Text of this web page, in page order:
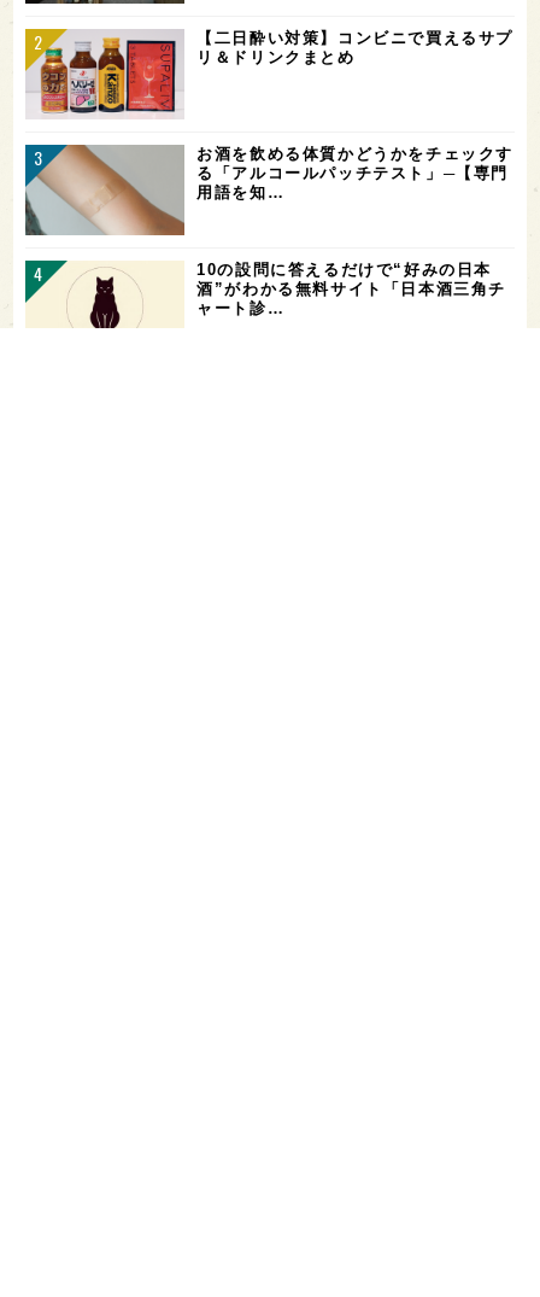
【二日酔い対策】コンビニで買えるサプ
リ＆ドリンクまとめ
お酒を飲める体質かどうかをチェックす
る「アルコールパッチテスト」─【専門
用語を知…
10の設問に答えるだけで“好みの日本
酒”がわかる無料サイト「日本酒三角チ
ャート診…